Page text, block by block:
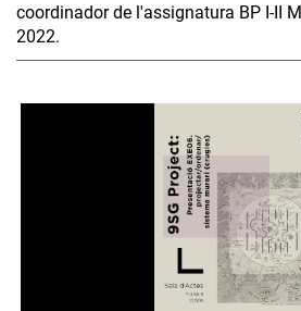
coordinador de l'assignatura BP I-II
2022.